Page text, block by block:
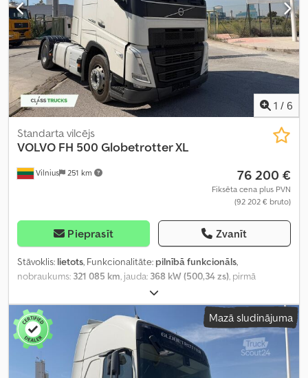
1 / 6
Vilnius 251 km
Standarta vilcējs
VOLVO FH 500 Globetrotter XL
76 200 €
Fiksēta cena plus PVN
(92 202 € bruto)
Pieprasīt Zvanīt
Stāvoklis: lietots, Funkcionalitāte: pilnībā funkcionāls,
nobraukums: 321 085 km, jauda: 368 kW (500,34 zs), pirmā
, degvielas veids:
svars:8 177 kg, asu konfigurācija:4x2, riteņu bāze:380 mm, krāsa:
balts, pārnesuma veids:automātisks , emisijas klase:Euro 6,
Ražošanas gads:2023 , cilindru skaits:6, dzinēja tilpums:12 777 cm³,
stūres rata pozīcija:
kreisais, Aprīkojums:pilna apkope vēsture,
stūres pastiprinātājs,
Mazā sludinājuma